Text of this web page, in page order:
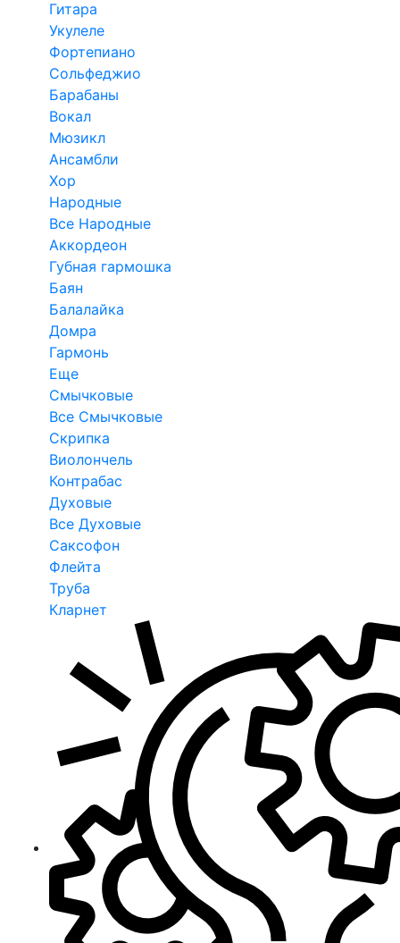
Гитара
Укулеле
Фортепиано
Сольфеджио
Барабаны
Вокал
Мюзикл
Ансамбли
Хор
Народные
Все Народные
Аккордеон
Губная гармошка
Баян
Балалайка
Домра
Гармонь
Еще
Смычковые
Все Смычковые
Скрипка
Виолончель
Контрабас
Духовые
Все Духовые
Саксофон
Флейта
Труба
Кларнет